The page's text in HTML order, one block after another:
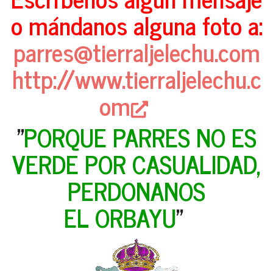
o mándanos alguna foto a:
parres@tierraljelechu.com
http://www.tierraljelechu.c
om
"PORQUE PARRES NO ES
VERDE POR CASUALIDAD,
PERDONANOS
EL ORBAYU"